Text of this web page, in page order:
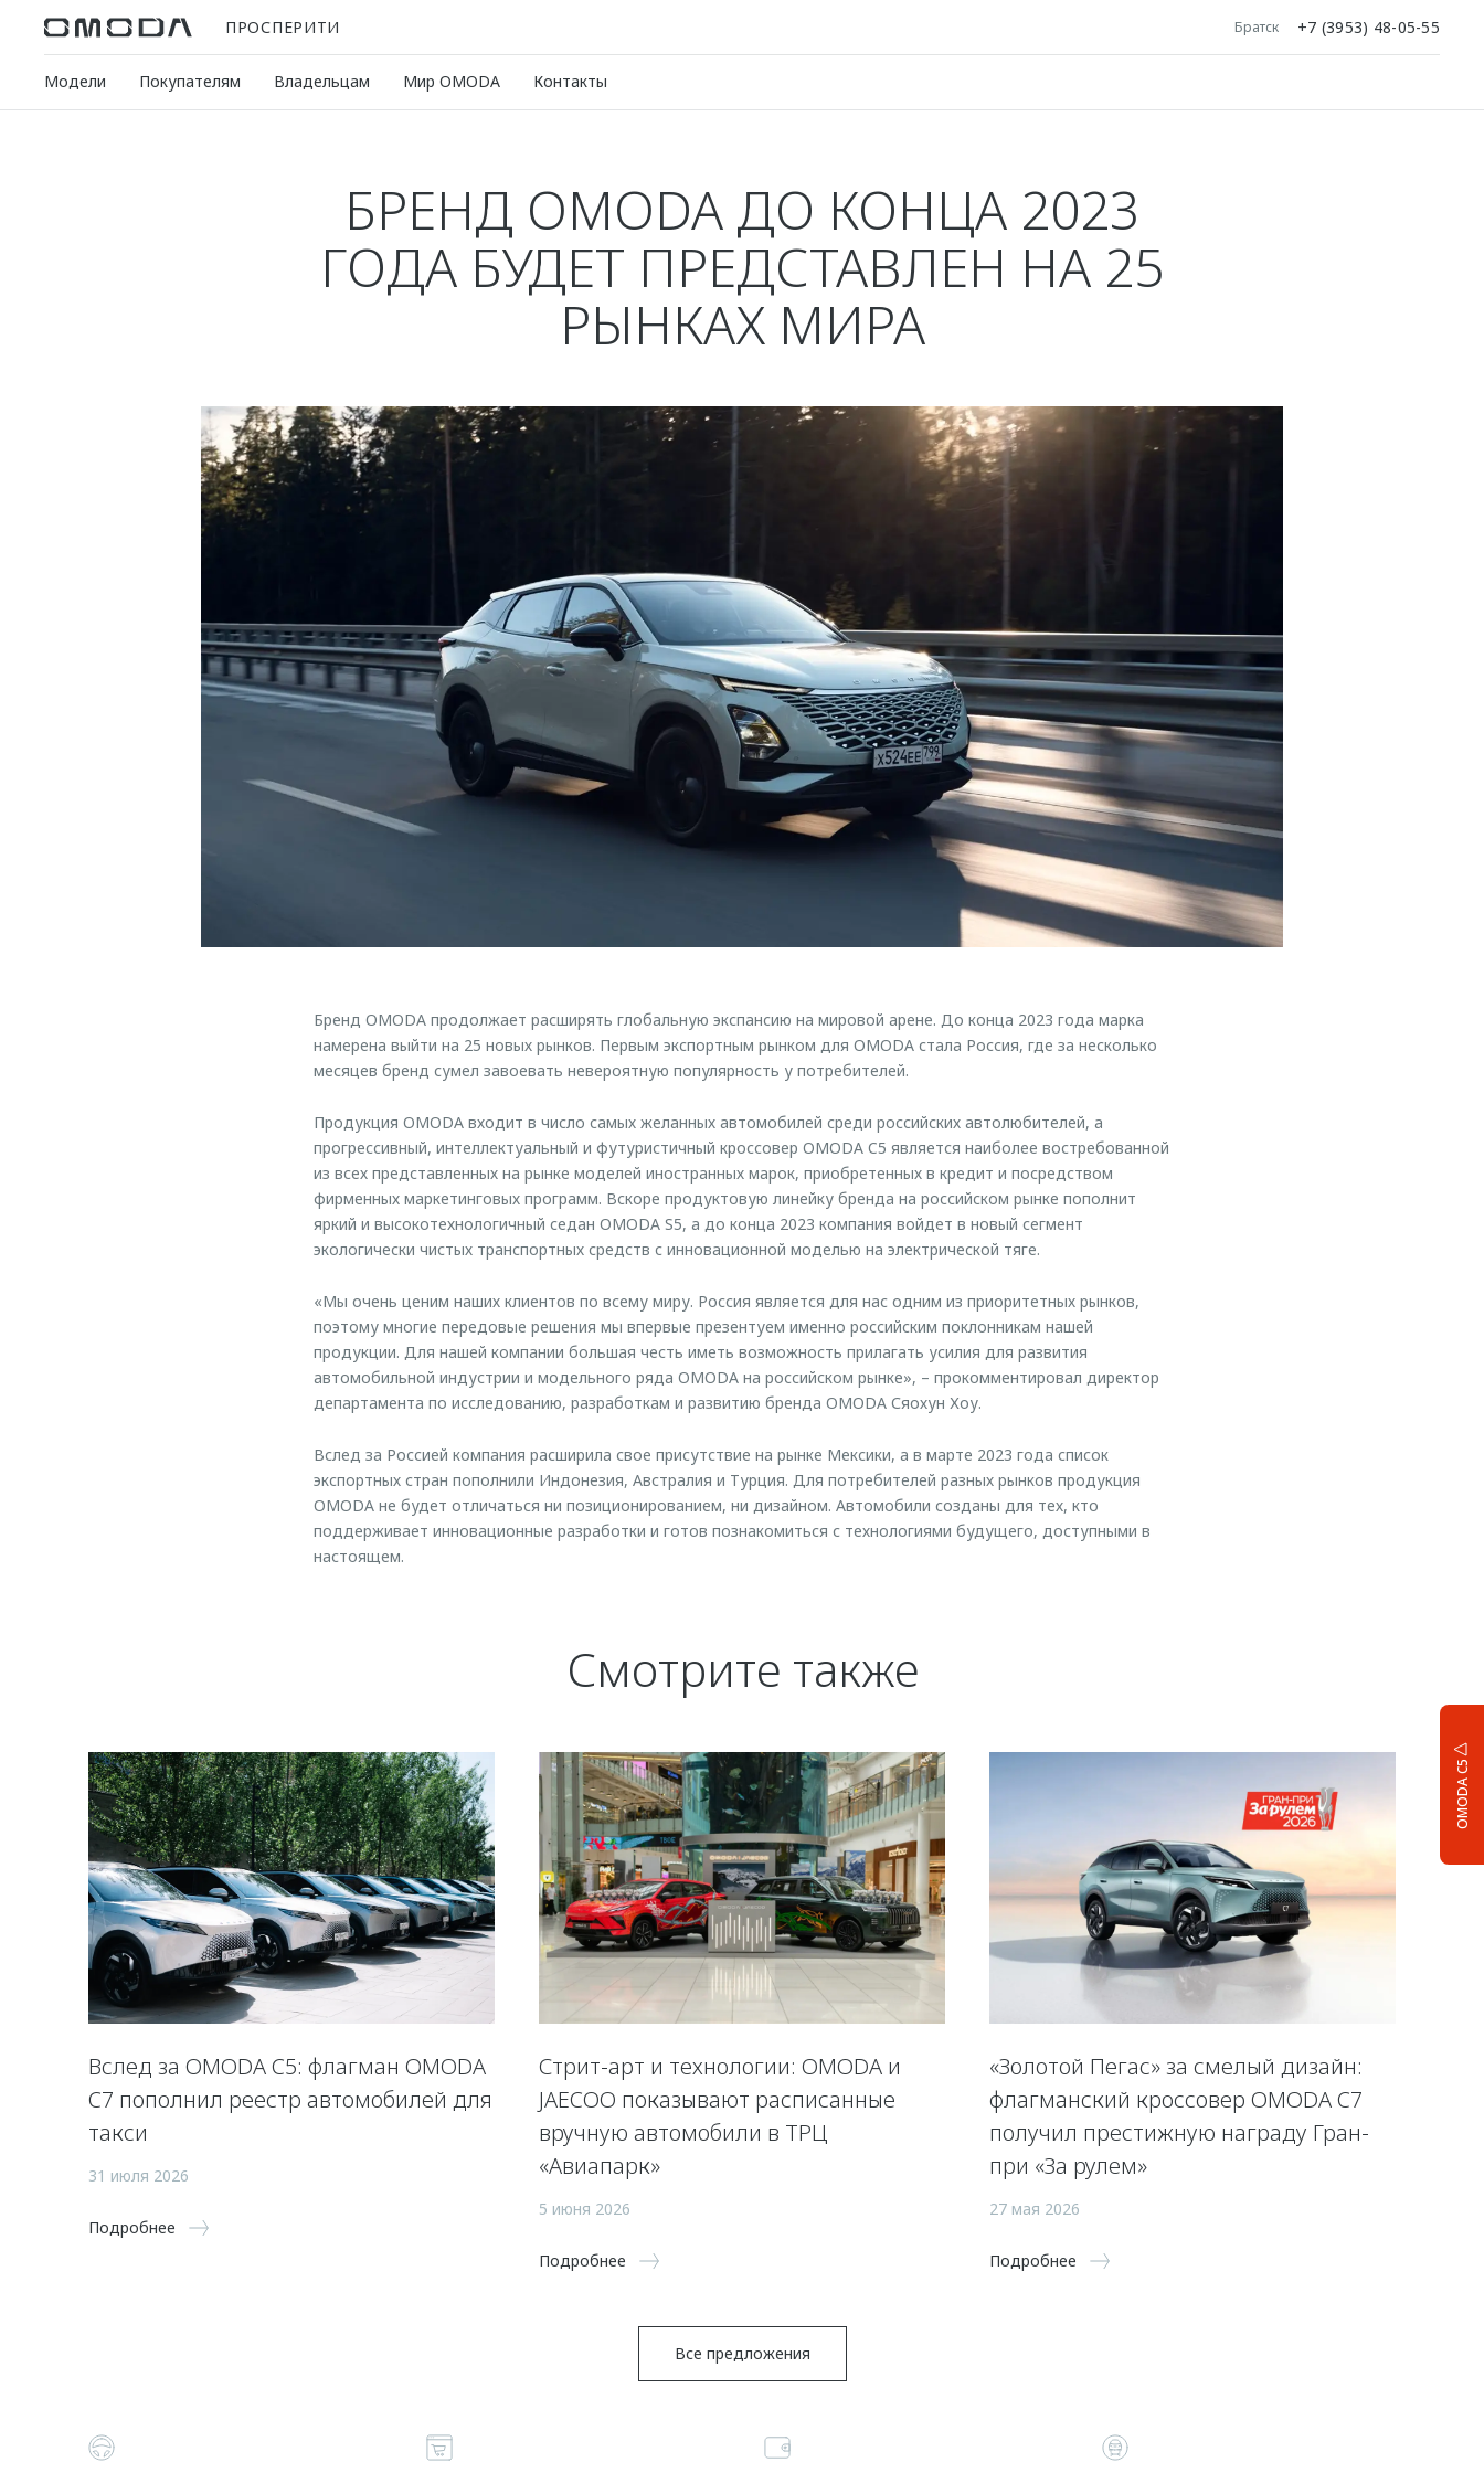
ПРОСПЕРИТИ Братск +7 (3953) 48-05-55
Модели Покупателям Владельцам Мир OMODA Контакты
OMODA C5
БРЕНД OMODA ДО КОНЦА 2023
ГОДА БУДЕТ ПРЕДСТАВЛЕН НА 25
РЫНКАХ МИРА
Бренд OMODA продолжает расширять глобальную экспансию на мировой арене. До конца 2023 года марка
намерена выйти на 25 новых рынков. Первым экспортным рынком для OMODA стала Россия, где за несколько
месяцев бренд сумел завоевать невероятную популярность у потребителей.
Продукция OMODA входит в число самых желанных автомобилей среди российских автолюбителей, а
прогрессивный, интеллектуальный и футуристичный кроссовер OMODA C5 является наиболее востребованной
из всех представленных на рынке моделей иностранных марок, приобретенных в кредит и посредством
фирменных маркетинговых программ. Вскоре продуктовую линейку бренда на российском рынке пополнит
яркий и высокотехнологичный седан OMODA S5, а до конца 2023 компания войдет в новый сегмент
экологически чистых транспортных средств с инновационной моделью на электрической тяге.
«Мы очень ценим наших клиентов по всему миру. Россия является для нас одним из приоритетных рынков,
поэтому многие передовые решения мы впервые презентуем именно российским поклонникам нашей
продукции. Для нашей компании большая честь иметь возможность прилагать усилия для развития
автомобильной индустрии и модельного ряда OMODA на российском рынке», – прокомментировал директор
департамента по исследованию, разработкам и развитию бренда OMODA Сяохун Хоу.
Вслед за Россией компания расширила свое присутствие на рынке Мексики, а в марте 2023 года список
экспортных стран пополнили Индонезия, Австралия и Турция. Для потребителей разных рынков продукция
OMODA не будет отличаться ни позиционированием, ни дизайном. Автомобили созданы для тех, кто
поддерживает инновационные разработки и готов познакомиться с технологиями будущего, доступными в
настоящем.
Смотрите также
Вслед за OMODA C5: флагман OMODA
C7 пополнил реестр автомобилей для
такси
31 июля 2026
Подробнее
Стрит-арт и технологии: OMODA и
JAECOO показывают расписанные
вручную автомобили в ТРЦ
«Авиапарк»
5 июня 2026
Подробнее
«Золотой Пегас» за смелый дизайн:
флагманский кроссовер OMODA C7
получил престижную награду Гран-
при «За рулем»
27 мая 2026
Подробнее
Все предложения